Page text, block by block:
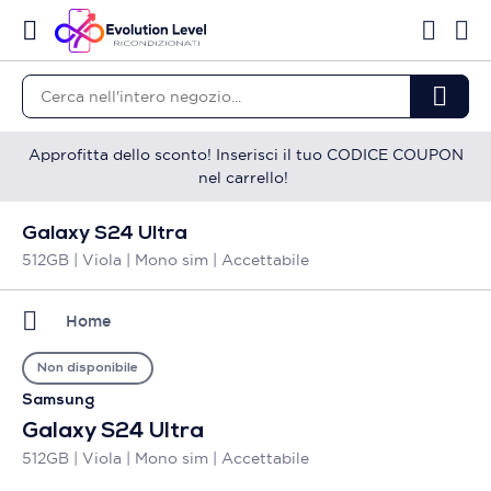
Approfitta dello sconto! Inserisci il tuo CODICE COUPON
nel carrello!
Galaxy S24 Ultra
512GB | Viola | Mono sim | Accettabile
Home
Samsung
Galaxy S24 Ultra
512GB | Viola | Mono sim | Accettabile
Non disponibile